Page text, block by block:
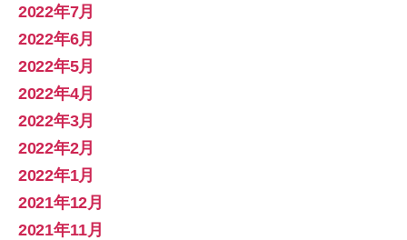
2022年7月
2022年6月
2022年5月
2022年4月
2022年3月
2022年2月
2022年1月
2021年12月
2021年11月